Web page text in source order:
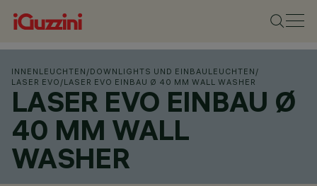
INNENLEUCHTEN /DOWNLIGHTS UND EINBAULEUCHTEN /
LASER EVO /LASER EVO EINBAU Ø 40 MM WALL WASHER
LASER EVO EINBAU Ø
40 MM WALL
WASHER